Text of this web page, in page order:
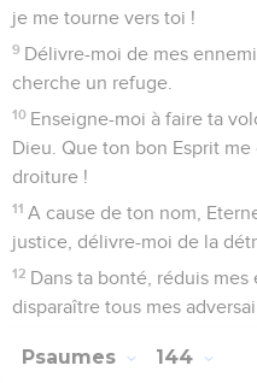
je me tourne vers toi !
9 Délivre-moi de mes
cherche un refuge.
10 Enseigne-moi à faire ta
Dieu. Que ton bon Esprit
droiture !
11 A cause de ton nom,
justice, délivre-moi de la
12 Dans ta bonté, réduis
disparaître tous mes
Psaumes 144